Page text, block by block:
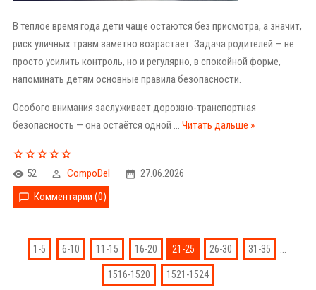
В теплое время года дети чаще остаются без присмотра, а значит,
риск уличных травм заметно возрастает. Задача родителей — не
просто усилить контроль, но и регулярно, в спокойной форме,
напоминать детям основные правила безопасности.
Особого внимания заслуживает дорожно-транспортная
безопасность — она остаётся одной ... Читать дальше »
52 CompoDel
27.06.2026
Комментарии (0)
1-5 6-10 11-15 16-20 21-25 26-30 31-35 ...
1516-1520 1521-1524